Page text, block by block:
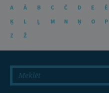
A Ā B C Č D E Ē
Ķ
L Ļ M N Ņ O P
Z
Ž